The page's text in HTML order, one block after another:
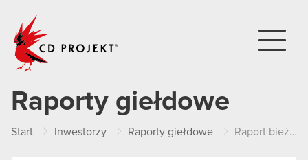
Raporty giełdowe
Start Inwestorzy Raporty giełdowe Raport bieżący nr 4/2013